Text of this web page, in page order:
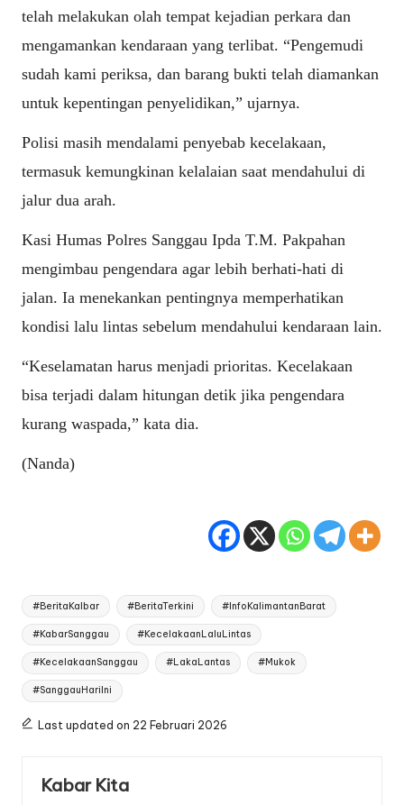
telah melakukan olah tempat kejadian perkara dan
mengamankan kendaraan yang terlibat. “Pengemudi
sudah kami periksa, dan barang bukti telah diamankan
untuk kepentingan penyelidikan,” ujarnya.
Polisi masih mendalami penyebab kecelakaan,
termasuk kemungkinan kelalaian saat mendahului di
jalur dua arah.
Kasi Humas Polres Sanggau Ipda T.M. Pakpahan
mengimbau pengendara agar lebih berhati-hati di
jalan. Ia menekankan pentingnya memperhatikan
kondisi lalu lintas sebelum mendahului kendaraan lain.
“Keselamatan harus menjadi prioritas. Kecelakaan
bisa terjadi dalam hitungan detik jika pengendara
kurang waspada,” kata dia.
(Nanda)
Tags:
#BeritaKalbar #BeritaTerkini #InfoKalimantanBarat
#KabarSanggau #KecelakaanLaluLintas
#KecelakaanSanggau #LakaLantas #Mukok
#SanggauHariIni
Last updated on 22 Februari 2026
Kabar Kita